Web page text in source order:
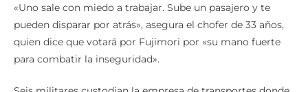
«Uno sale con miedo a trabajar. Sube un pasajero y te
pueden disparar por atrás», asegura el chofer de 33 años,
quien dice que votará por Fujimori por «su mano fuerte
para combatir la inseguridad».